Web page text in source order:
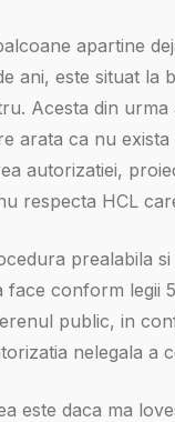
apartine
ani, este situat la
Acesta din
arata ca nu
autorizatiei,
respecta HCL
prealabila
face conform legii
public, in
nelegala a
este daca ma